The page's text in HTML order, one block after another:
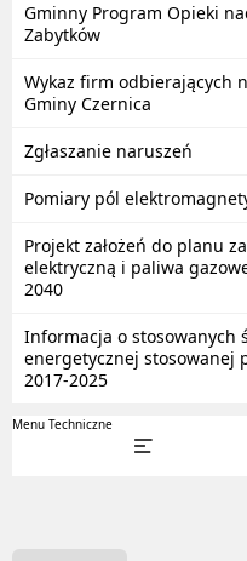
Gminny Program Opieki
Zabytków
Wykaz firm odbierających
Gminy Czernica
Zgłaszanie naruszeń
Pomiary pól
Projekt założeń do planu
elektryczną i paliwa
2040
Informacja o stosowanych
energetycznej stosowanej
2017-2025
Menu Techniczne